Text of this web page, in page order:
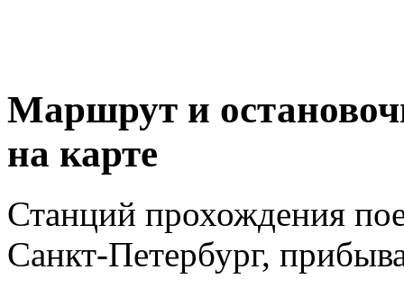
Маршрут и
на карте
Станций прохождения
Санкт-Петербург,